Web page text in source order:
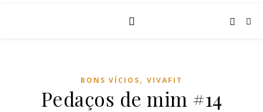
BONS VÍCIOS, VIVAFIT
Pedaços de mim #14